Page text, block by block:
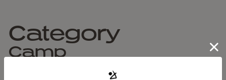
Category
Camp